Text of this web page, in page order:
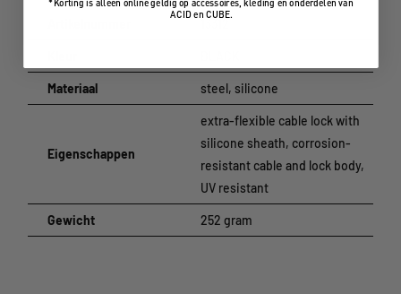
Maat:(DxL) 10 x 1300 mm
Materiaal steel, silicone
Eigenschappen
extra-flexible cable lock with
silicone sheath, corrosion-
resistant cable and lock body,
UV resistant
Gewicht 252 gram
*Korting is alleen online geldig op accessoires, kleding en onderdelen van
ACID en CUBE.